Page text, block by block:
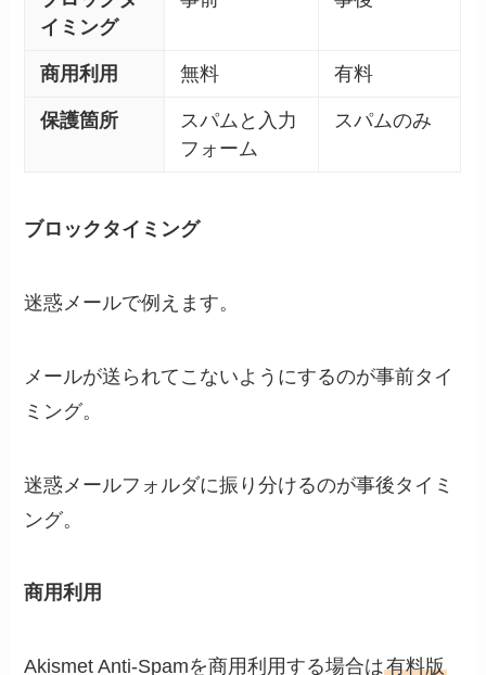
イミング
商用利用 無料 有料
保護箇所
スパムと入力
フォーム
スパムのみ
ブロックタイミング
迷惑メールで例えます。
メールが送られてこないようにするのが事前タイ
ミング。
迷惑メールフォルダに振り分けるのが事後タイミ
ング。
商用利用
Akismet Anti-Spamを商用利用する場合は有料版